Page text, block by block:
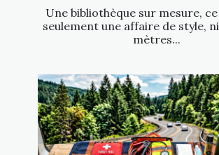
Une bibliothèque sur mesure, ce
seulement une affaire de style,
mètres...